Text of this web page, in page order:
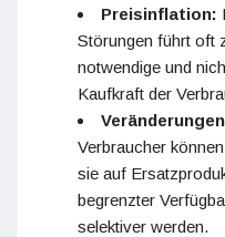
Preisinflation:
Störungen führt oft
notwendige und
Kaufkraft der
Verbraucher
sie auf
begrenzter
selektiver werden.